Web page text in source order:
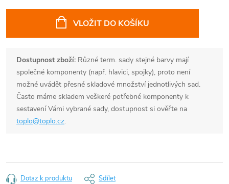
VLOŽIT DO KOŠÍKU
Dostupnost zboží: Různé term. sady stejné barvy mají
společné komponenty (např. hlavici, spojky), proto není
možné uvádět přesné skladové množství jednotlivých sad.
Často máme skladem veškeré potřebné komponenty k
sestavení Vámi vybrané sady, dostupnost si ověřte na
toplo@toplo.cz.
Dotaz k produktu Sdílet